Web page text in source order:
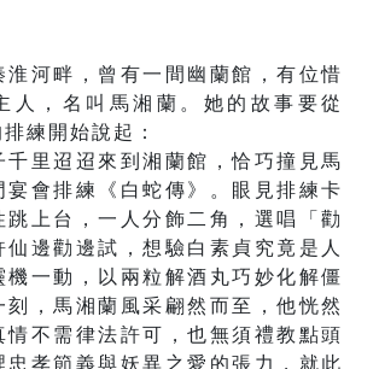
淮河畔，曾有一間幽蘭館，有位惜
人，名叫馬湘蘭。她的故事要從
練開始說起：
千里迢迢來到湘蘭館，恰巧撞見馬
宴會排練《白蛇傳》。眼見排練卡
跳上台，一人分飾二角，選唱「勸
邊勸邊試，想驗白素貞究竟是人
機一動，以兩粒解酒丸巧妙化解僵
刻，馬湘蘭風采翩然而至，他恍然
情不需律法許可，也無須禮教點頭
孝節義與妖異之愛的張力，就此